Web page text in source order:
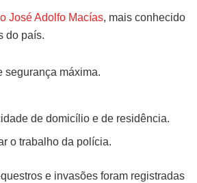
José Adolfo Macías, mais conhecido
do país.
segurança máxima.
de domicílio e de residência.
o trabalho da polícia.
e invasões foram registradas